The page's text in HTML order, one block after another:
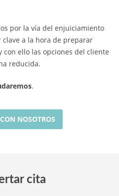
por la vía del enjuiciamiento
a la hora de preparar
con ello las opciones del cliente
reducida.
.
NOSOTROS
cita